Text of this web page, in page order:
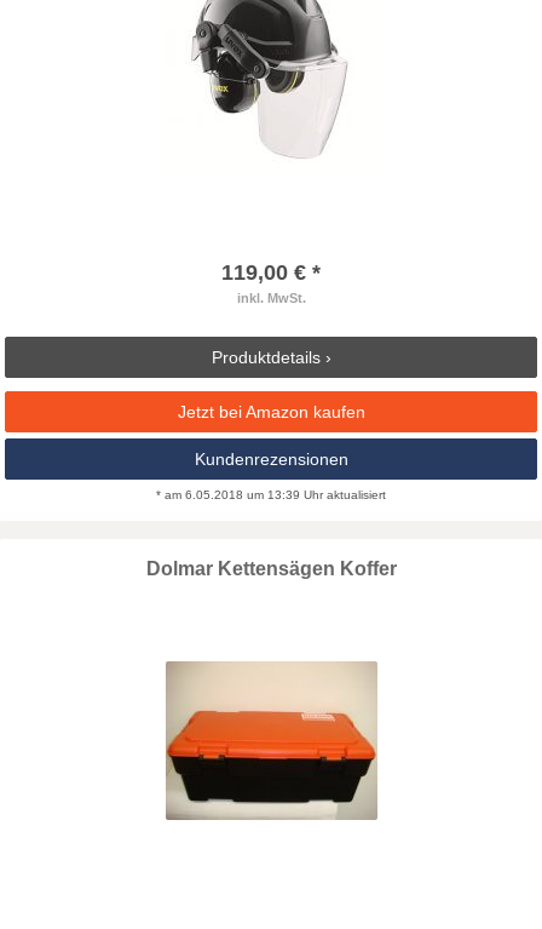
119,00 € *
inkl. MwSt.
Produktdetails ›
Jetzt bei Amazon kaufen
Kundenrezensionen
* am 6.05.2018 um 13:39 Uhr aktualisiert
Dolmar Kettensägen Koffer